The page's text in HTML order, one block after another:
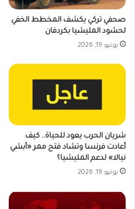
صحفي تركي يكشف المخطط الخفي
لحشود المليشيا بكردفان
يونيو 19, 2026
شريان الحرب يعود للحياة.. كيف
أعادت فرنسا وتشاد فتح ممر «أبشي
نيالا» لدعم المليشيا؟
يونيو 19, 2026